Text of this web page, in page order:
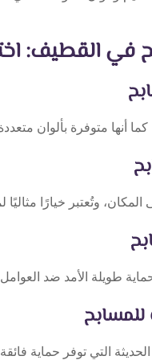
في القطيف:
كما أنها متوفرة بألوان
وتُعتبر خيارًا مثاليًا
طويلة الأمد ضد
التي توفر حماية